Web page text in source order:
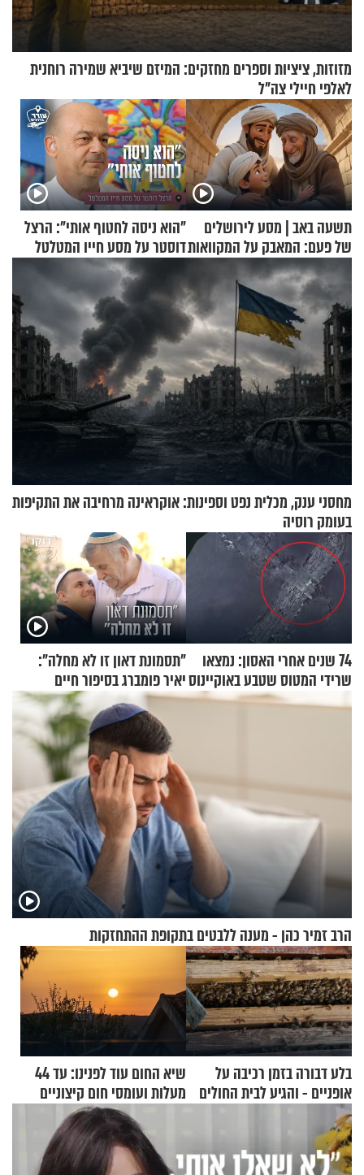
מזוזות, ציציות וספרים מחזקים: המיזם שיביא שמירה רוחנית
לאלפי חיילי צה"ל
תשעה באב | מסע לירושלים
של פעם: המאבק על המקוואות
"הוא ניסה לחטוף אותי": הרצל
דוסטר על מסע חייו המטלטל
מחסני ענק, מכלית נפט וספינות: אוקראינה מרחיבה את התקיפות
בעומק רוסיה
74 שנים אחרי האסון: נמצאו
שרידי המטוס שטבע באוקיינוס
עם עשרות נוסעים
"תסמונת דאון זו לא מחלה":
יאיר פומברג בסיפור חיים
מעורר השראה
הרב זמיר כהן - מענה ללבטים בתקופת ההתחזקות
בלע דבורה בזמן רכיבה על
אופניים - והגיע לבית החולים
במצב מסכן חיים
שיא החום עוד לפנינו: עד 44
מעלות ועומסי חום קיצוניים